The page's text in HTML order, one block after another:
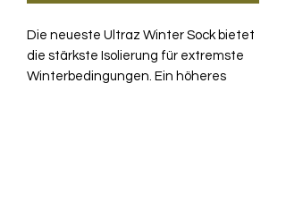
Die neueste Ultraz Winter Sock bietet
die stärkste Isolierung für extremste
Winterbedingungen. Ein höheres